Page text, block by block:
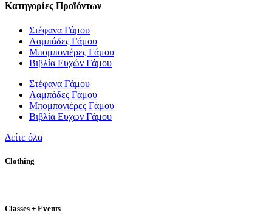
Κατηγορίες Προϊόντων
Στέφανα Γάμου
Λαμπάδες Γάμου
Μπομπονιέρες Γάμου
Βιβλία Ευχών Γάμου
Στέφανα Γάμου
Λαμπάδες Γάμου
Μπομπονιέρες Γάμου
Βιβλία Ευχών Γάμου
Δείτε όλα
Clothing
Classes + Events